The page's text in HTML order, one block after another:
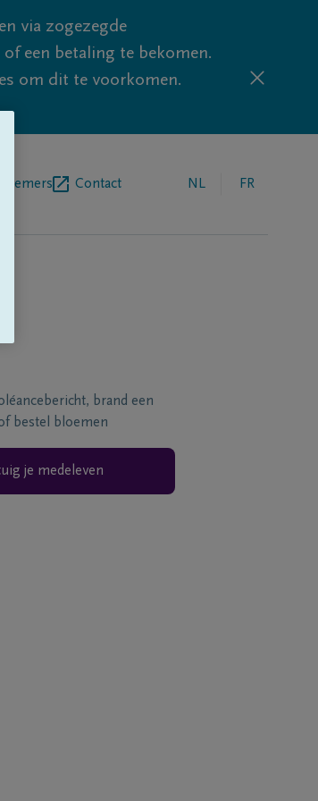
via zogezegde
een betaling te bekomen.
om dit te voorkomen.
Contact NL FR
brand een
bestel bloemen
je medeleven